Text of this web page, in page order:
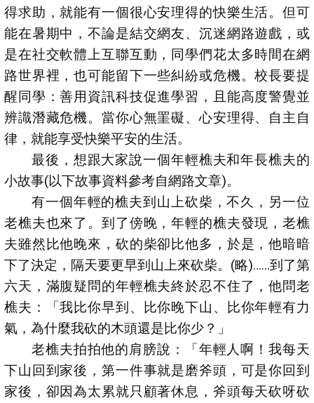
得求助，就能有一個很心安理得的快樂生活。但可
能在暑期中，不論是結交網友、沉迷網路遊戲，或
是在社交軟體上互聯互動，同學們花太多時間在網
路世界裡，也可能留下一些糾紛或危機。校長要提
醒同學：善用資訊科技促進學習，且能高度警覺並
辨識潛藏危機。當你心無罣礙、心安理得、自主自
律，就能享受快樂平安的生活。
最後，想跟大家說一個年輕樵夫和年長樵夫的
小故事(以下故事資料參考自網路文章)。
有一個年輕的樵夫到山上砍柴，不久，另一位
老樵夫也來了。到了傍晚，年輕的樵夫發現，老樵
夫雖然比他晚來，砍的柴卻比他多，於是，他暗暗
下了決定，隔天要更早到山上來砍柴。(略)……到了第
六天，滿腹疑問的年輕樵夫終於忍不住了，他問老
樵夫：「我比你早到、比你晚下山、比你年輕有力
氣，為什麼我砍的木頭還是比你少？」
老樵夫拍拍他的肩膀說：「年輕人啊！我每天
下山回到家後，第一件事就是磨斧頭，可是你回到
家後，卻因為太累就只顧著休息，斧頭每天砍呀砍